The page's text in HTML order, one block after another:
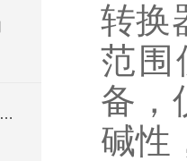
LT108-S7的应用-西安浩南电子科技有限公司
转换
范围
备，
碱性